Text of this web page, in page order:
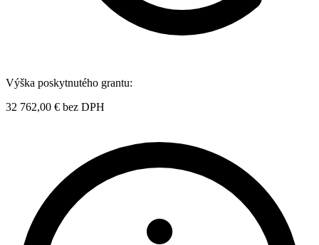
Výška poskytnutého grantu:
32 762,00 € bez DPH